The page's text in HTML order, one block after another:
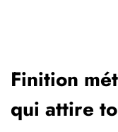
Finition
qui attire